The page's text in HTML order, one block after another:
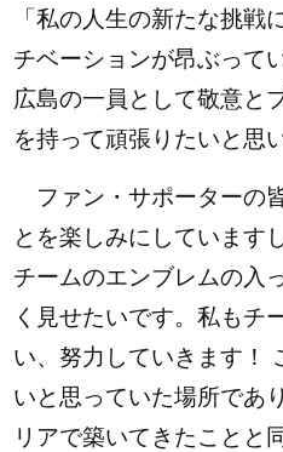
「私の人生の新たな挑戦
チベーションが昂ぶって
広島の一員として敬意と
を持って頑張りたいと思
ファン・サポーターの
とを楽しみにしています
チームのエンブレムの入
く見せたいです。私もチ
い、努力していきます！
いと思っていた場所であ
リアで築いてきたことと